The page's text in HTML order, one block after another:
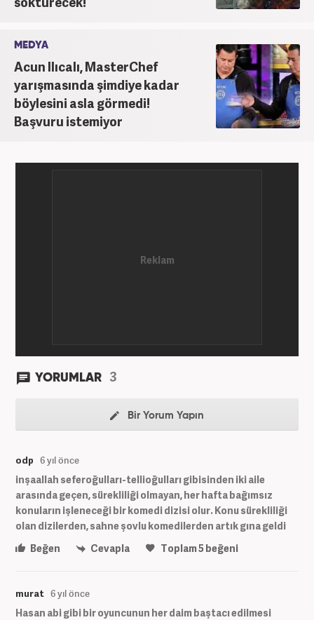
MEDYA
Acun Ilıcalı, MasterChef
yarışmasında şimdiye kadar
böylesini asla görmedi!
Başvuru istemiyor
YORUMLAR 3
Bir Yorum Yapın
odp 6 yıl önce
inşaallah seferoğulları-tellioğulları gibisinden iki aile
arasında geçen, sürekliliği olmayan, her hafta bağımsız
konuların işleneceği bir komedi dizisi olur. Konu sürekliliği
olan dizilerden, sahne şovlu komedilerden artık gına geldi
Beğen
Cevapla Toplam5beğeni
murat 6 yıl önce
Hasan abi gibi bir oyuncunun her daim baştacı edilmesi